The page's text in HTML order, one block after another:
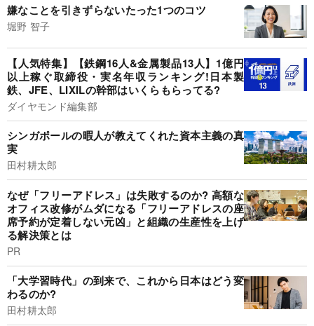
嫌なことを引きずらないたった1つのコツ
堀野 智子
【人気特集】【鉄鋼16人&金属製品13人】1億円
以上稼ぐ取締役・実名年収ランキング!日本製
鉄、JFE、LIXILの幹部はいくらもらってる?
ダイヤモンド編集部
シンガポールの暇人が教えてくれた資本主義の真
実
田村耕太郎
なぜ「フリーアドレス」は失敗するのか? 高額な
オフィス改修がムダになる「フリーアドレスの座
席予約が定着しない元凶」と組織の生産性を上げ
る解決策とは
PR
「大学習時代」の到来で、これから日本はどう変
わるのか?
田村耕太郎